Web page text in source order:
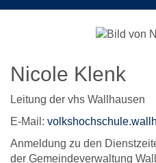
Nicole Klenk
Leitung der vhs Wallhausen
E-Mail:
Anmeldung zu den
der Gemeindeverwaltung